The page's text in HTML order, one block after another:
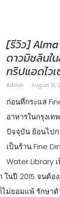
[รีวิว]
ดาวมิชลินใ
ทริปแอดไว
Admin August 16,
ก่อนที่กระแส
อาหารในกรุงเ
ปัจจุบัน ย้อนไปก
เป็นร้าน Fine
Water Library
นปี 2015 จนต้
ม่ยอมแพ้ รักษา